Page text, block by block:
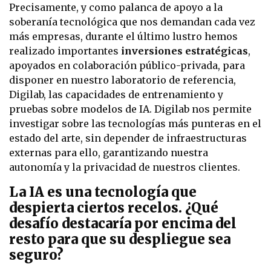
Precisamente, y como palanca de apoyo a la
soberanía tecnológica que nos demandan cada vez
más empresas, durante el último lustro hemos
realizado importantes inversiones estratégicas,
apoyados en colaboración público-privada, para
disponer en nuestro laboratorio de referencia,
Digilab, las capacidades de entrenamiento y
pruebas sobre modelos de IA. Digilab nos permite
investigar sobre las tecnologías más punteras en el
estado del arte, sin depender de infraestructuras
externas para ello, garantizando nuestra
autonomía y la privacidad de nuestros clientes.
La IA es una tecnología que
despierta ciertos recelos. ¿Qué
desafío destacaría por encima del
resto para que su despliegue sea
seguro?